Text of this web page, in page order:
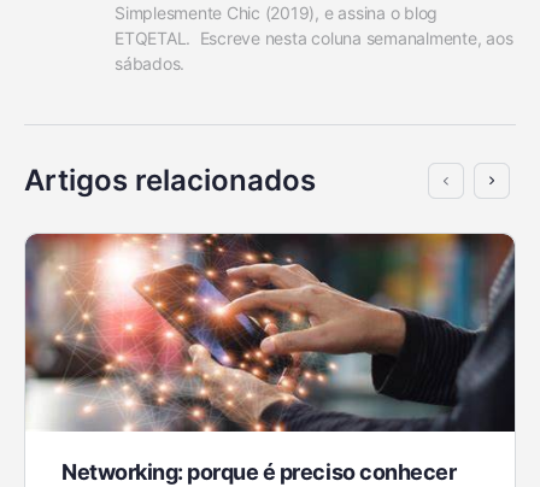
Simplesmente Chic (2019), e assina o blog
ETQETAL.  Escreve nesta coluna semanalmente, aos
sábados.
Artigos relacionados
Networking: porque é preciso conhecer